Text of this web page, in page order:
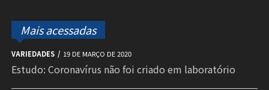
Mais acessadas
VARIEDADES 19 DE MARÇO DE 2020
Estudo: Coronavírus não foi criado em laboratório